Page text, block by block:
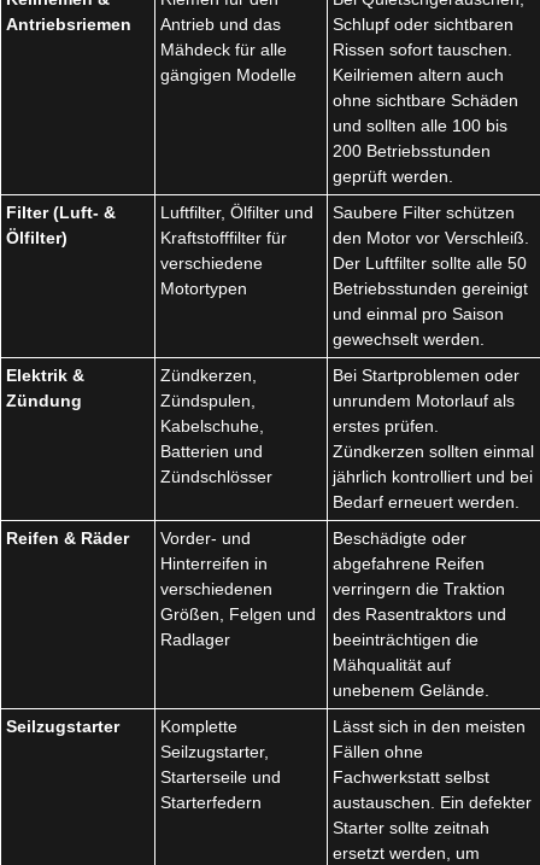
Antriebsriemen
Antrieb und das
Mähdeck für alle
gängigen Modelle
Schlupf oder sichtbaren
Rissen sofort tauschen.
Keilriemen altern auch
ohne sichtbare Schäden
und sollten alle 100 bis
200 Betriebsstunden
geprüft werden.
Filter (Luft- &
Ölfilter)
Luftfilter, Ölfilter und
Kraftstofffilter für
verschiedene
Motortypen
Saubere Filter schützen
den Motor vor Verschleiß.
Der Luftfilter sollte alle 50
Betriebsstunden gereinigt
und einmal pro Saison
gewechselt werden.
Elektrik &
Zündung
Zündkerzen,
Zündspulen,
Kabelschuhe,
Batterien und
Zündschlösser
Bei Startproblemen oder
unrundem Motorlauf als
erstes prüfen.
Zündkerzen sollten einmal
jährlich kontrolliert und bei
Bedarf erneuert werden.
Reifen & Räder
Vorder- und
Hinterreifen in
verschiedenen
Größen, Felgen und
Radlager
Beschädigte oder
abgefahrene Reifen
verringern die Traktion
des Rasentraktors und
beeinträchtigen die
Mähqualität auf
unebenem Gelände.
Seilzugstarter
Komplette
Seilzugstarter,
Starterseile und
Starterfedern
Lässt sich in den meisten
Fällen ohne
Fachwerkstatt selbst
austauschen. Ein defekter
Starter sollte zeitnah
ersetzt werden, um